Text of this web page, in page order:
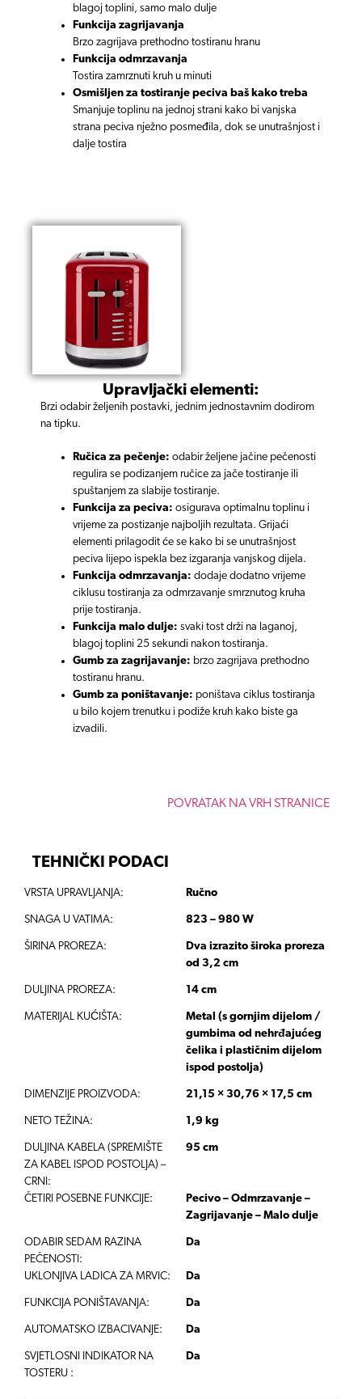
blagoj toplini, samo malo dulje
Funkcija zagrijavanja
Brzo zagrijava prethodno tostiranu hranu
Funkcija odmrzavanja
Tostira zamrznuti kruh u minuti
Osmišljen za tostiranje peciva baš kako treba
Smanjuje toplinu na jednoj strani kako bi vanjska
strana peciva nježno posmeđila, dok se unutrašnjost i
dalje tostira
Upravljački elementi:
Brzi odabir željenih postavki, jednim jednostavnim dodirom
na tipku.
Ručica za pečenje: odabir željene jačine pečenosti
regulira se podizanjem ručice za jače tostiranje ili
spuštanjem za slabije tostiranje.
Funkcija za peciva: osigurava optimalnu toplinu i
vrijeme za postizanje najboljih rezultata. Grijaći
elementi prilagodit će se kako bi se unutrašnjost
peciva lijepo ispekla bez izgaranja vanjskog dijela.
Funkcija odmrzavanja: dodaje dodatno vrijeme
ciklusu tostiranja za odmrzavanje smrznutog kruha
prije tostiranja.
Funkcija malo dulje: svaki tost drži na laganoj,
blagoj toplini 25 sekundi nakon tostiranja.
Gumb za zagrijavanje: brzo zagrijava prethodno
tostiranu hranu.
Gumb za poništavanje: poništava ciklus tostiranja
u bilo kojem trenutku i podiže kruh kako biste ga
izvadili.
POVRATAK NA VRH STRANICE
TEHNIČKI PODACI
VRSTA UPRAVLJANJA: Ručno
SNAGA U VATIMA: 823 – 980 W
ŠIRINA PROREZA:
Dva izrazito široka proreza
od 3,2 cm
DULJINA PROREZA: 14 cm
MATERIJAL KUĆIŠTA:
Metal (s gornjim dijelom /
gumbima od nehrđajućeg
čelika i plastičnim dijelom
ispod postolja)
DIMENZIJE PROIZVODA: 21,15 × 30,76 × 17,5 cm
NETO TEŽINA: 1,9 kg
DULJINA KABELA (SPREMIŠTE
ZA KABEL ISPOD POSTOLJA) –
CRNI:
95 cm
ČETIRI POSEBNE FUNKCIJE:
Pecivo – Odmrzavanje –
Zagrijavanje – Malo dulje
ODABIR SEDAM RAZINA
PEČENOSTI:
Da
UKLONJIVA LADICA ZA MRVIC: Da
FUNKCIJA PONIŠTAVANJA: Da
AUTOMATSKO IZBACIVANJE: Da
SVJETLOSNI INDIKATOR NA
TOSTERU :
Da